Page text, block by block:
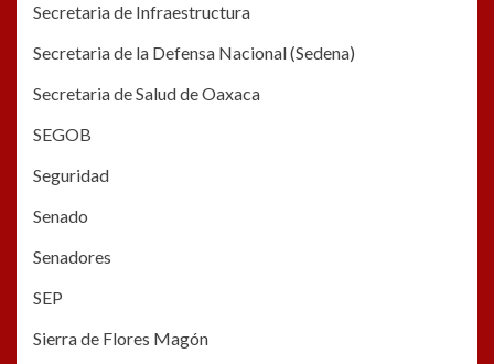
Secretaria de Infraestructura
Secretaria de la Defensa Nacional (Sedena)
Secretaria de Salud de Oaxaca
SEGOB
Seguridad
Senado
Senadores
SEP
Sierra de Flores Magón